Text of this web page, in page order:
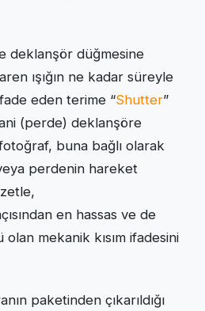
deklanşör düğmesine
ışığın ne kadar süreyle
eden terime “Shutter”
(perde) deklanşöre
buna bağlı olarak
perdenin hareket
en hassas ve de
mekanik kısım ifadesini
paketinden çıkarıldığı